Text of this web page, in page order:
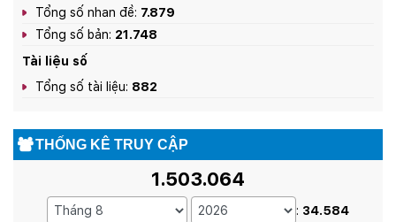
Tổng số nhan đề: 7.879
Tổng số bản: 21.748
Tài liệu số
Tổng số tài liệu: 882
THỐNG KÊ TRUY CẬP
1.503.064
: 34.584